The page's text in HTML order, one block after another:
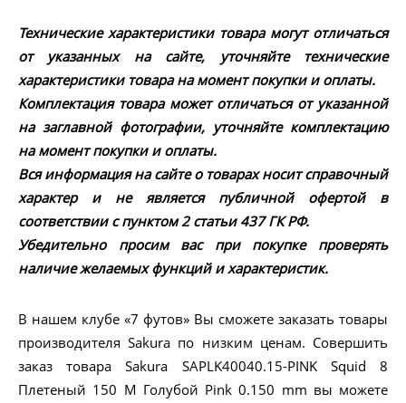
Технические характеристики товара могут отличаться
от указанных на сайте, уточняйте технические
характеристики товара на момент покупки и оплаты.
Комплектация товара может отличаться от указанной
на заглавной фотографии, уточняйте комплектацию
на момент покупки и оплаты.
Вся информация на сайте о товарах носит справочный
характер и не является публичной офертой в
соответствии с пунктом 2 статьи 437 ГК РФ.
Убедительно просим вас при покупке проверять
наличие желаемых функций и характеристик.
В нашем клубе «7 футов» Вы сможете заказать товары
производителя Sakura по низким ценам. Совершить
заказ товара Sakura SAPLK40040.15-PINK Squid 8
Плетеный 150 M Голубой Pink 0.150 mm вы можете